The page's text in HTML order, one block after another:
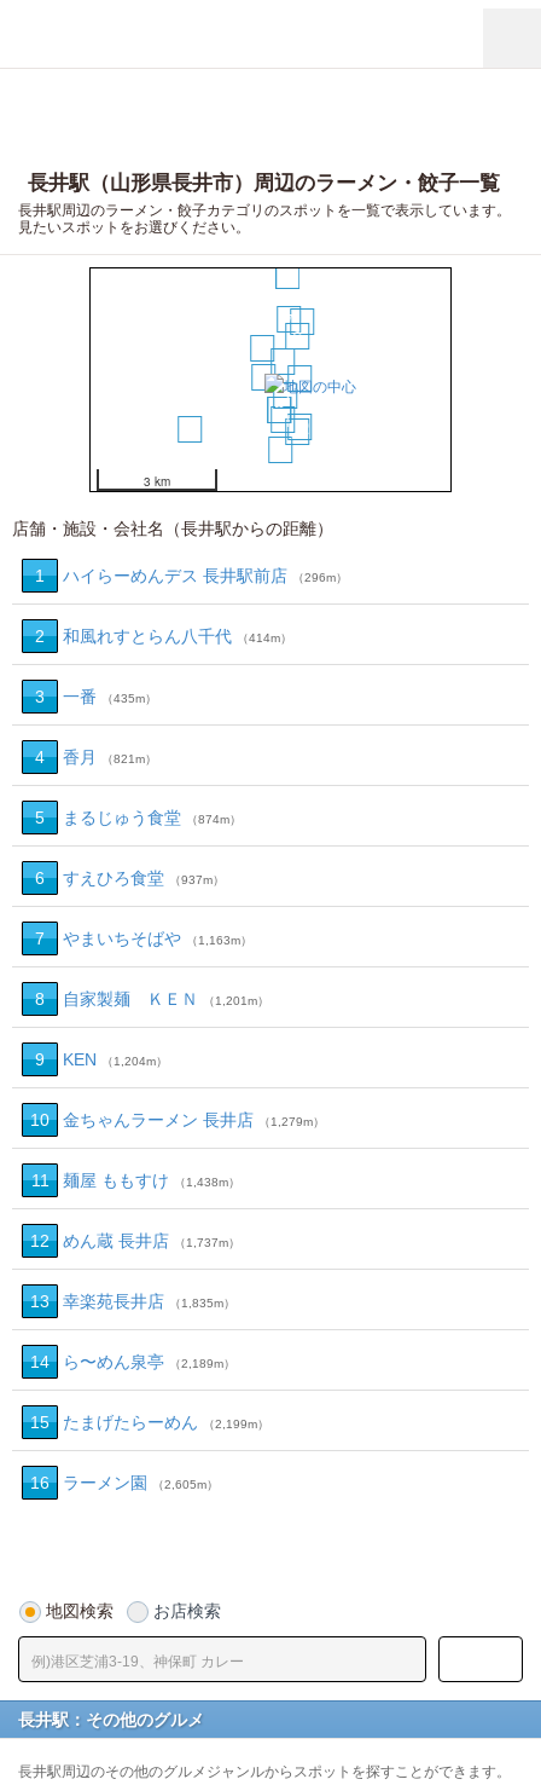
長井駅（山形県長井市）周辺のラーメン・餃子一覧
長井駅周辺のラーメン・餃子カテゴリのスポットを一覧で表示しています。
見たいスポットをお選びください。
2
4
5
6
7
8
9
10
1112
13
14
15
3 km
店舗・施設・会社名（長井駅からの距離）
1 ハイらーめんデス 長井駅前店 （296m）
2 和風れすとらん八千代 （414m）
3 一番 （435m）
4 香月 （821m）
5 まるじゅう食堂 （874m）
6 すえひろ食堂 （937m）
7 やまいちそばや （1,163m）
8 自家製麺 ＫＥＮ （1,201m）
9 KEN （1,204m）
10 金ちゃんラーメン 長井店 （1,279m）
11 麺屋 ももすけ （1,438m）
12 めん蔵 長井店 （1,737m）
13 幸楽苑長井店 （1,835m）
14 ら〜めん泉亭 （2,189m）
15 たまげたらーめん （2,199m）
16 ラーメン園 （2,605m）
地図検索 お店検索
長井駅：その他のグルメ
長井駅周辺のその他のグルメジャンルからスポットを探すことができます。